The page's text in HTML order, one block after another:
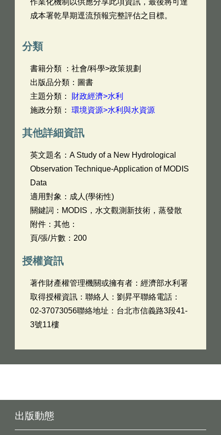
作業化機制以供應分享此項資訊，最後將可達
成本署乾旱期逕流預報完整評估之目標。
分類
書籍分類 ：社會/科學>政策規劃
出版品分類：圖書
主題分類： 財政經濟>水利
施政分類： 環境資源>水利與水資源
其他詳細資訊
英文題名： A Study of a New Hydrological
Observation Technique-Application of MODIS
Data
適用對象：成人(學術性)
關鍵詞：MODIS，水文觀測新技術，蒸發散
附件：其他：
頁/張/片數：200
授權資訊
著作財產權管理機關或擁有者：經濟部水利署
取得授權資訊：聯絡人：劉昇平聯絡電話：
02-37073056聯絡地址：台北市信義路3段41-
3號11樓
出版動態